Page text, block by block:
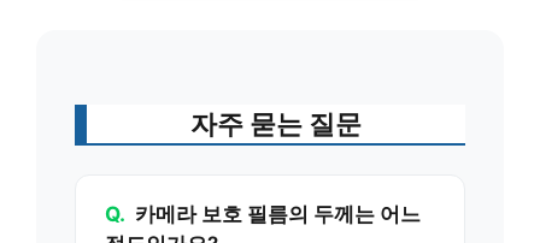
자주 묻는 질문
Q. 카메라 보호 필름의 두께는 어느